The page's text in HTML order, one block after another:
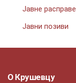
Јавне расправе
Јавни позиви
О Крушевцу